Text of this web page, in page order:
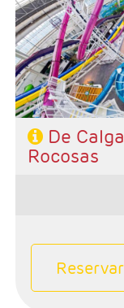
y 2 noches en
- Categoría
-Rñegimen:
De
Rocosas
Reservar